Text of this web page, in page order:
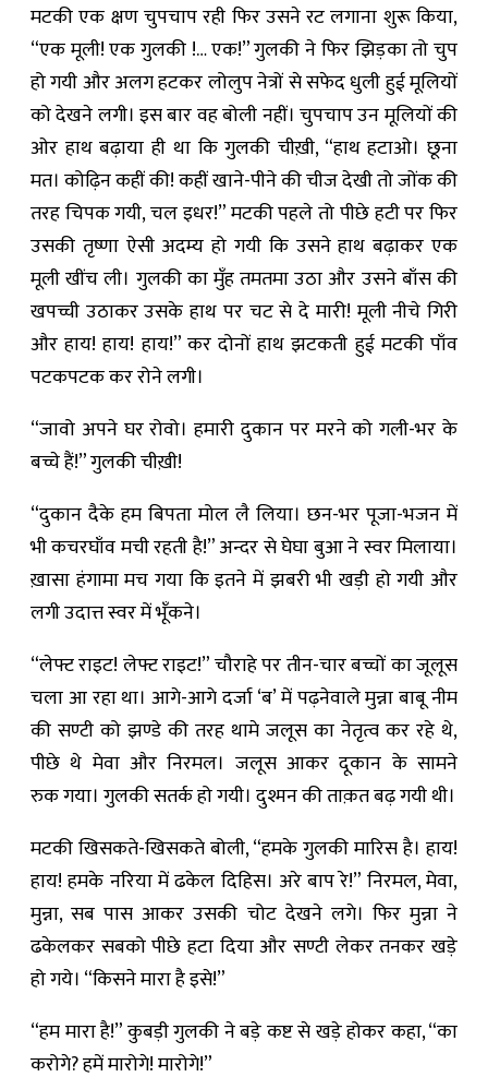
मटकी एक क्षण चुपचाप रही फिर उसने रट लगाना शुरू किया,
“एक मूली! एक गुलकी !… एक!” गुलकी ने फिर झिड़का तो चुप
हो गयी और अलग हटकर लोलुप नेत्रों से सफेद धुली हुई मूलियों
को देखने लगी। इस बार वह बोली नहीं। चुपचाप उन मूलियों की
ओर हाथ बढ़ाया ही था कि गुलकी चीख़ी, “हाथ हटाओ। छूना
मत। कोढ़िन कहीं की! कहीं खाने-पीने की चीज देखी तो जोंक की
तरह चिपक गयी, चल इधर!” मटकी पहले तो पीछे हटी पर फिर
उसकी तृष्णा ऐसी अदम्य हो गयी कि उसने हाथ बढ़ाकर एक
मूली खींच ली। गुलकी का मुँह तमतमा उठा और उसने बाँस की
खपच्ची उठाकर उसके हाथ पर चट से दे मारी! मूली नीचे गिरी
और हाय! हाय! हाय!” कर दोनों हाथ झटकती हुई मटकी पाँव
पटकपटक कर रोने लगी।
“जावो अपने घर रोवो। हमारी दुकान पर मरने को गली-भर के
बच्चे हैं!” गुलकी चीख़ी!
“दुकान दैके हम बिपता मोल लै लिया। छन-भर पूजा-भजन में
भी कचरघाँव मची रहती है!” अन्दर से घेघा बुआ ने स्वर मिलाया।
ख़ासा हंगामा मच गया कि इतने में झबरी भी खड़ी हो गयी और
लगी उदात्त स्वर में भूँकने।
“लेफ्ट राइट! लेफ्ट राइट!” चौराहे पर तीन-चार बच्चों का जूलूस
चला आ रहा था। आगे-आगे दर्जा ‘ब’ में पढ़नेवाले मुन्ना बाबू नीम
की सण्टी को झण्डे की तरह थामे जलूस का नेतृत्व कर रहे थे,
पीछे थे मेवा और निरमल। जलूस आकर दूकान के सामने
रुक गया। गुलकी सतर्क हो गयी। दुश्मन की ताक़त बढ़ गयी थी।
मटकी खिसकते-खिसकते बोली, “हमके गुलकी मारिस है। हाय!
हाय! हमके नरिया में ढकेल दिहिस। अरे बाप रे!” निरमल, मेवा,
मुन्ना, सब पास आकर उसकी चोट देखने लगे। फिर मुन्ना ने
ढकेलकर सबको पीछे हटा दिया और सण्टी लेकर तनकर खड़े
हो गये। “किसने मारा है इसे!”
“हम मारा है!” कुबड़ी गुलकी ने बड़े कष्ट से खड़े होकर कहा, “का
करोगे? हमें मारोगे! मारोगे!”